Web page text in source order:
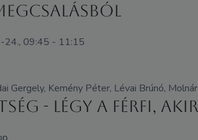
24., 09:45 - 11:15
Gergely, Kemény Péter, Lévai Brúnó,
- Légy a Férfi,